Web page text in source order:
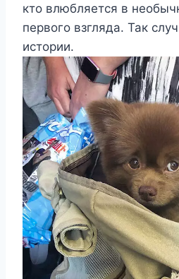
кто влюбляется в
первого взгляда. Так
истории.